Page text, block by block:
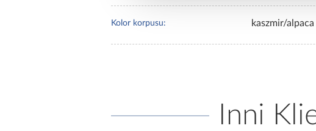
Kolor korpusu: kaszmir/alpaca
Inni